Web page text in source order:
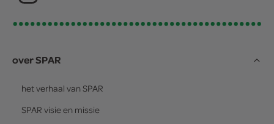
over SPAR
het verhaal van SPAR
SPAR visie en missie